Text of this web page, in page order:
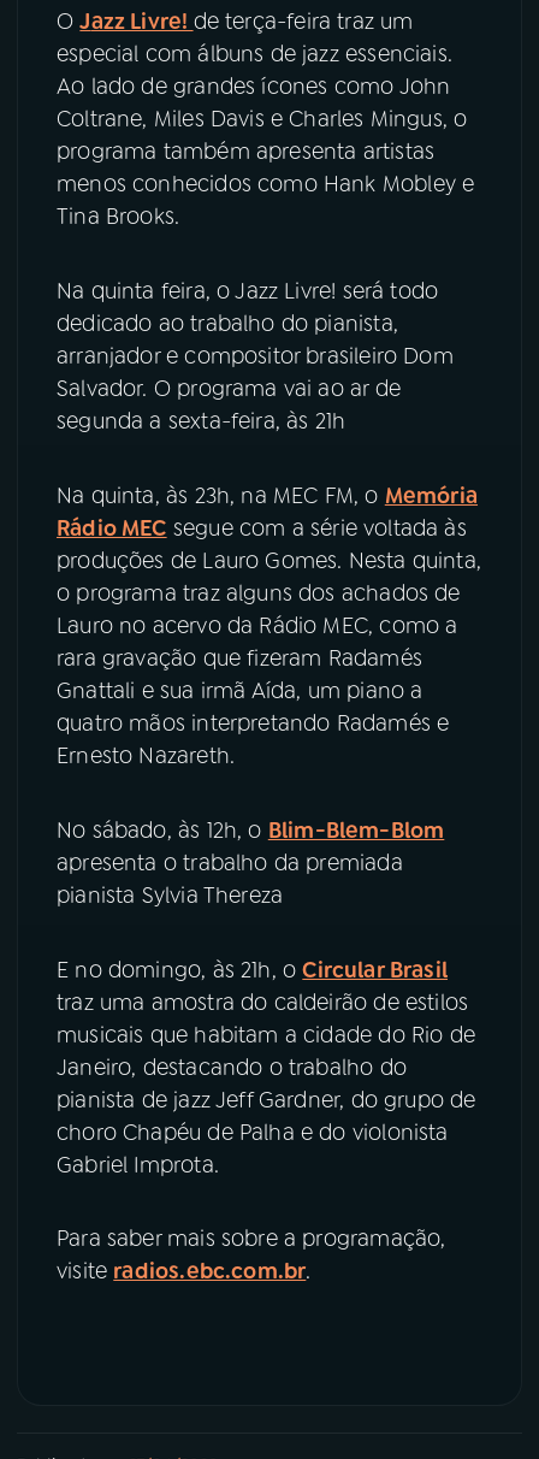
YouTube Facebook
Instagram X
OJazz Livre! de terça-feira traz um
especial com álbuns de jazz essenciais.
Ao lado de grandes ícones como John
Coltrane, Miles Davis e Charles Mingus, o
programa também apresenta artistas
menos conhecidos como Hank Mobley e
Tina Brooks.
Na quinta feira, o Jazz Livre! será todo
dedicado ao trabalho do pianista,
arranjador e compositor brasileiro Dom
Salvador. O programa vai ao ar de
segunda a sexta-feira, às 21h
Na quinta, às 23h, na MEC FM, o Memória
Rádio MEC segue com a série voltada às
produções de Lauro Gomes. Nesta quinta,
o programa traz alguns dos achados de
Lauro no acervo da Rádio MEC, como a
rara gravação que fizeram Radamés
Gnattali e sua irmã Aída, um piano a
quatro mãos interpretando Radamés e
Ernesto Nazareth.
No sábado, às 12h, o Blim-Blem-Blom
apresenta o trabalho da premiada
pianista Sylvia Thereza
E no domingo, às 21h, oCircular Brasil
traz uma amostra do caldeirão de estilos
musicais que habitam a cidade do Rio de
Janeiro, destacando o trabalho do
pianista de jazz Jeff Gardner, do grupo de
choro Chapéu de Palha e do violonista
Gabriel Improta.
Para saber mais sobre a programação,
visite radios.ebc.com.br.